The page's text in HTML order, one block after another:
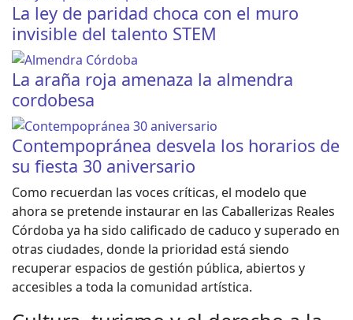
La ley de paridad choca con el muro
invisible del talento STEM
La araña roja amenaza la almendra
cordobesa
Contempopránea desvela los horarios de
su fiesta 30 aniversario
Como recuerdan las voces críticas, el modelo que
ahora se pretende instaurar en las Caballerizas Reales
Córdoba ya ha sido calificado de caduco y superado en
otras ciudades, donde la prioridad está siendo
recuperar espacios de gestión pública, abiertos y
accesibles a toda la comunidad artística.